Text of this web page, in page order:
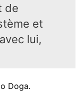
de
et
lui,
Doga.